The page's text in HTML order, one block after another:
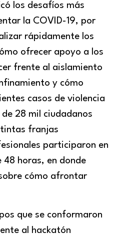
los desafíos más
la COVID-19, por
rápidamente los
ofrecer apoyo a los
frente al aislamiento
y cómo
casos de violencia
28 mil ciudadanos
franjas
participaron en
48 horas, en donde
cómo afrontar
que se conformaron
al hackatón